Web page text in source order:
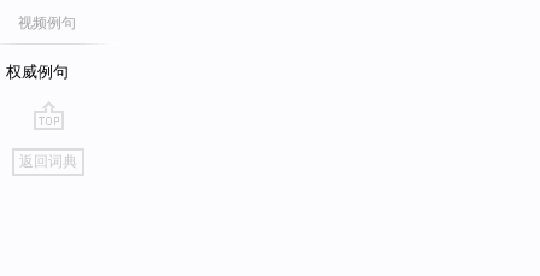
视频例句
权威例句
go
top
返回词典